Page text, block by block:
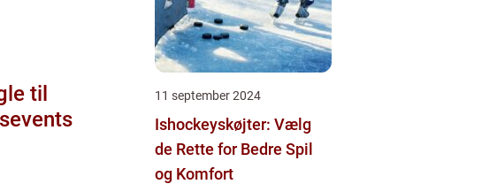
til
11 september 2024
Ishockeyskøjter: Vælg
de Rette for Bedre Spil
og Komfort